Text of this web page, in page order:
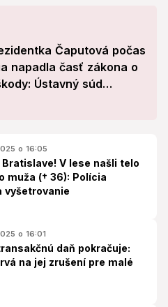
Čaputová počas
napadla časť zákona o
Ústavný súd
o 16:05
Bratislave! V lese našli telo
muža († 36): Polícia
vyšetrovanie
o 16:01
daň pokračuje:
na jej zrušení pre malé